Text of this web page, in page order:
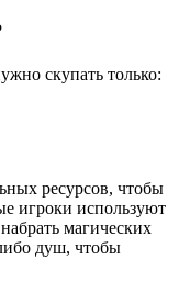
скупать только:
ресурсов, чтобы
игроки используют
магических
душ, чтобы